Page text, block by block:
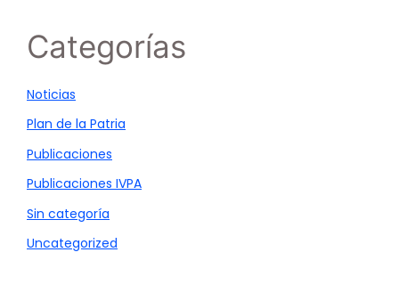
Categorías
Noticias
Plan de la Patria
Publicaciones
Publicaciones IVPA
Sin categoría
Uncategorized